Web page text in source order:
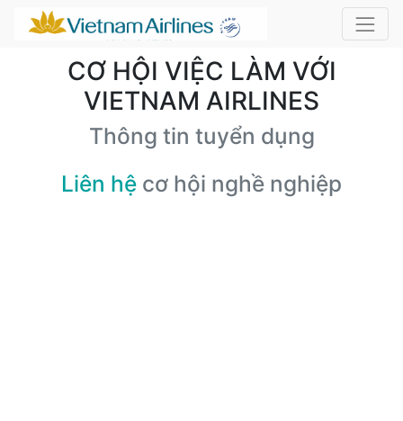
CƠ HỘI VIỆC LÀM VỚI
VIETNAM AIRLINES
Thông tin tuyển dụng
Liên hệ cơ hội nghề nghiệp